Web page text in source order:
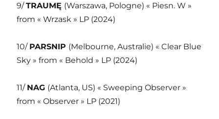
9/TRAUMĘ (Warszawa, Pologne) « Piesn. W »
from « Wrzask » LP (2024)
10/ PARSNIP (Melbourne, Australie) « Clear Blue
Sky » from « Behold » LP (2024)
11/ NAG (Atlanta, US) « Sweeping Observer »
from « Observer » LP (2021)